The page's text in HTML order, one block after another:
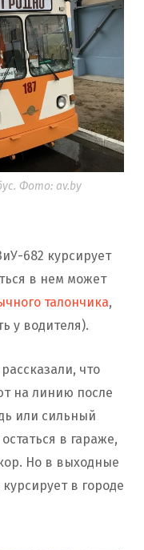
Фото: av.by
682 курсирует
в нем может
талончика,
у водителя).
что
на линию после
или сильный
в гараже,
Но в выходные
в городе